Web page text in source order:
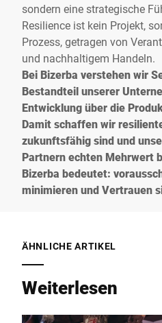
sondern eine strategische
Resilience ist kein Projekt,
Prozess, getragen von
und nachhaltigem Handeln.
Bei Bizerba verstehen wir
Bestandteil unserer
Entwicklung über die
Damit schaffen wir
zukunftsfähig sind und
Partnern echten Mehrwert
Bizerba bedeutet:
minimieren und Vertrauen
ÄHNLICHE ARTIKEL
Weiterlesen